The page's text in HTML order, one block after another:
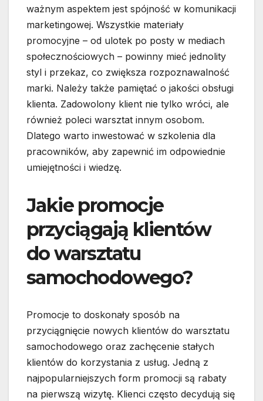
ważnym aspektem jest spójność w komunikacji
marketingowej. Wszystkie materiały
promocyjne – od ulotek po posty w mediach
społecznościowych – powinny mieć jednolity
styl i przekaz, co zwiększa rozpoznawalność
marki. Należy także pamiętać o jakości obsługi
klienta. Zadowolony klient nie tylko wróci, ale
również poleci warsztat innym osobom.
Dlatego warto inwestować w szkolenia dla
pracowników, aby zapewnić im odpowiednie
umiejętności i wiedzę.
Jakie promocje
przyciągają klientów
do warsztatu
samochodowego?
Promocje to doskonały sposób na
przyciągnięcie nowych klientów do warsztatu
samochodowego oraz zachęcenie stałych
klientów do korzystania z usług. Jedną z
najpopularniejszych form promocji są rabaty
na pierwszą wizytę. Klienci często decydują się